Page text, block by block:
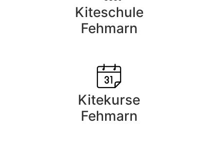
Kiteschule
Fehmarn
Kitekurse
Fehmarn